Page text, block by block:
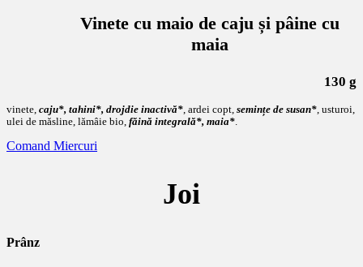
Vinete cu maio de caju și pâine cu
maia
130 g
vinete, caju*, tahini*, drojdie inactivă* , ardei copt, semințe de susan* , usturoi,
ulei de măsline, lămâie bio, făină integrală*, maia*
Comand Miercuri
Joi
Prânz